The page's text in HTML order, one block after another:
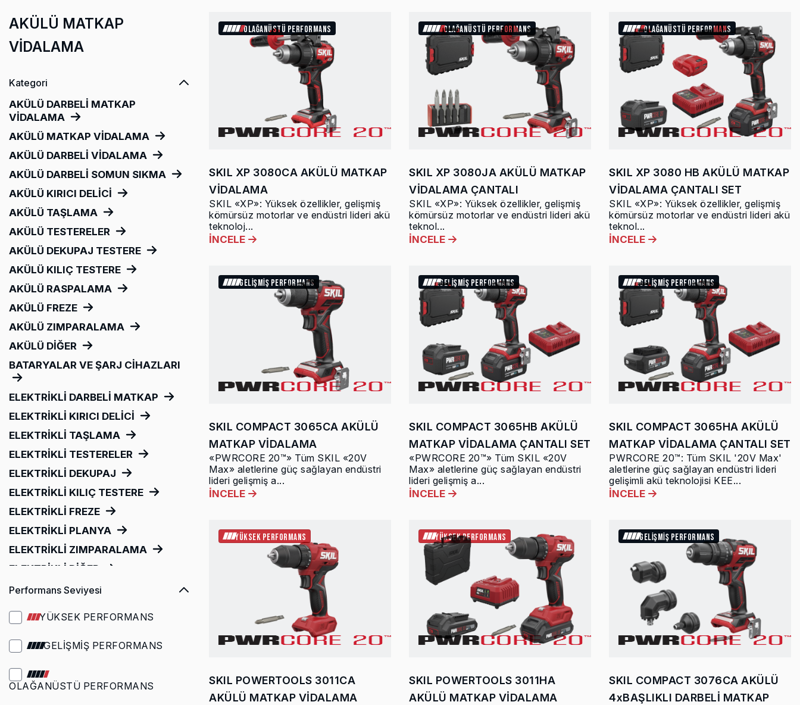
AKÜLÜ MATKAP
VİDALAMA
Kategori
AKÜLÜ DARBELİ MATKAP
VİDALAMA
AKÜLÜ MATKAP VİDALAMA
AKÜLÜ DARBELİ VİDALAMA
AKÜLÜ DARBELİ SOMUN SIKMA
AKÜLÜ KIRICI DELİCİ
AKÜLÜ TAŞLAMA
AKÜLÜ TESTERELER
AKÜLÜ DEKUPAJ TESTERE
AKÜLÜ KILIÇ TESTERE
AKÜLÜ RASPALAMA
AKÜLÜ FREZE
AKÜLÜ ZIMPARALAMA
AKÜLÜ DİĞER
BATARYALAR VE ŞARJ CİHAZLARI
ELEKTRİKLİ DARBELİ MATKAP
ELEKTRİKLİ KIRICI DELİCİ
ELEKTRİKLİ TAŞLAMA
ELEKTRİKLİ TESTERELER
ELEKTRİKLİ DEKUPAJ
ELEKTRİKLİ KILIÇ TESTERE
ELEKTRİKLİ FREZE
ELEKTRİKLİ PLANYA
ELEKTRİKLİ ZIMPARALAMA
ELEKTRİKLİ DİĞER
Performans Seviyesi
YÜKSEK PERFORMANS
GELİŞMİŞ PERFORMANS
OLAĞANÜSTÜ PERFORMANS
OLAĞANÜSTÜ PERFORMANS
SKIL XP 3080CA AKÜLÜ MATKAP
VİDALAMA
SKIL «XP»: Yüksek özellikler, gelişmiş
kömürsüz motorlar ve endüstri lideri akü
teknoloj...
İNCELE
OLAĞANÜSTÜ PERFORMANS
SKIL XP 3080JA AKÜLÜ MATKAP
VİDALAMA ÇANTALI
SKIL «XP»: Yüksek özellikler, gelişmiş
kömürsüz motorlar ve endüstri lideri akü
teknol...
İNCELE
OLAĞANÜSTÜ PERFORMANS
SKIL XP 3080 HB AKÜLÜ MATKAP
VİDALAMA ÇANTALI SET
SKIL «XP»: Yüksek özellikler, gelişmiş
kömürsüz motorlar ve endüstri lideri akü
teknol...
İNCELE
GELİŞMİŞ PERFORMANS
SKIL COMPACT 3065CA AKÜLÜ
MATKAP VİDALAMA
«PWRCORE 20™» Tüm SKIL «20V
Max» aletlerine güç sağlayan endüstri
lideri gelişmiş a...
İNCELE
GELİŞMİŞ PERFORMANS
SKIL COMPACT 3065HB AKÜLÜ
MATKAP VİDALAMA ÇANTALI SET
«PWRCORE 20™» Tüm SKIL «20V
Max» aletlerine güç sağlayan endüstri
lideri gelişmiş a...
İNCELE
GELİŞMİŞ PERFORMANS
SKIL COMPACT 3065HA AKÜLÜ
MATKAP VİDALAMA ÇANTALI SET
PWRCORE 20™: Tüm SKIL '20V Max'
aletlerine güç sağlayan endüstri lideri
gelişimli akü teknolojisi KEE...
İNCELE
YÜKSEK PERFORMANS
SKIL POWERTOOLS 3011CA
AKÜLÜ MATKAP VİDALAMA
YÜKSEK PERFORMANS
SKIL POWERTOOLS 3011HA
AKÜLÜ MATKAP VİDALAMA
GELİŞMİŞ PERFORMANS
SKIL COMPACT 3076CA AKÜLÜ
4xBAŞLIKLI DARBELİ MATKAP